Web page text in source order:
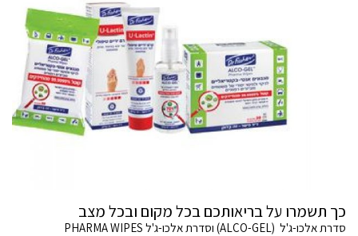
כך תשמרו על בריאותכם בכל מקום ובכל מצב
סדרת אלכו-ג'ל (ALCO-GEL) וסדרת אלכו-ג'ל PHARMA WIPES